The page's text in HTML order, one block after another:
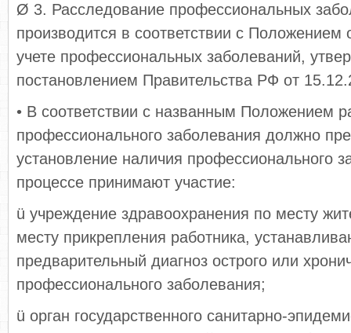
Ø 3. Расследование профессиональных
производится в соответствии с Положением
учете профессиональных заболеваний,
постановлением Правительства РФ от
• В соответствии с названным Положением
профессионального заболевания должно
установление наличия профессионального
процессе принимают участие:
ü учреждение здравоохранения по месту
месту прикрепления работника,
предварительный диагноз острого или
профессионального заболевания;
ü орган государственного санитарно-